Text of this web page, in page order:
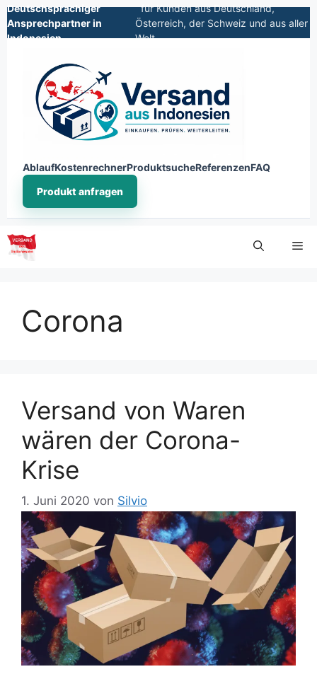
Deutschsprachiger
Ansprechpartner in
Indonesien
für Kunden aus Deutschland,
Österreich, der Schweiz und aus aller
Welt
AblaufKostenrechnerProduktsucheReferenzenFAQ
Produkt anfragen
Corona
Versand von Waren
wären der Corona-
Krise
1. Juni 2020 von Silvio